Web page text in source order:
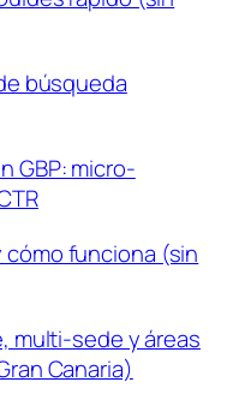
búsqueda
GBP: micro-
cómo funciona (sin
multi-sede y áreas
Canaria)